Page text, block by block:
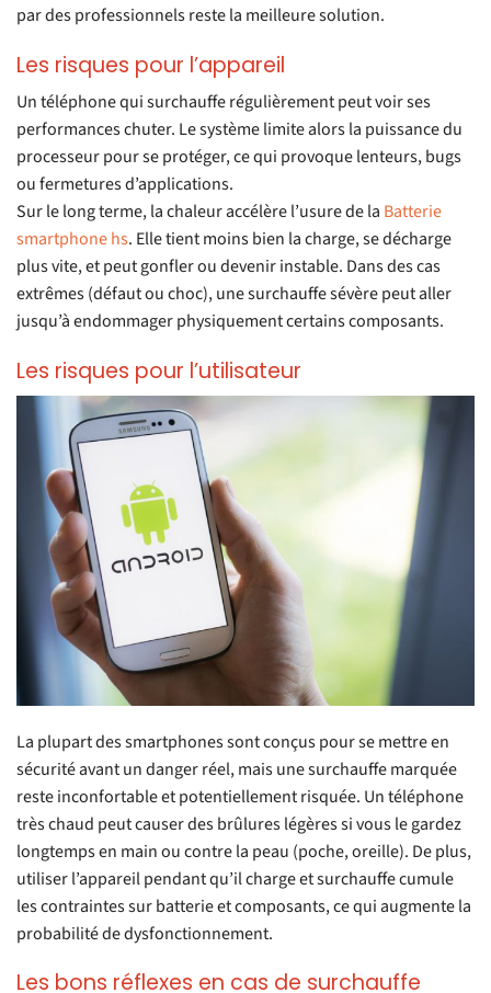
par des professionnels reste la meilleure solution.
Les risques pour l’appareil
Un téléphone qui surchauffe régulièrement peut voir ses
performances chuter. Le système limite alors la puissance du
processeur pour se protéger, ce qui provoque lenteurs, bugs
ou fermetures d’applications.
Sur le long terme, la chaleur accélère l’usure de la Batterie
smartphone hs. Elle tient moins bien la charge, se décharge
plus vite, et peut gonfler ou devenir instable. Dans des cas
extrêmes (défaut ou choc), une surchauffe sévère peut aller
jusqu’à endommager physiquement certains composants.
Les risques pour l’utilisateur
La plupart des smartphones sont conçus pour se mettre en
sécurité avant un danger réel, mais une surchauffe marquée
reste inconfortable et potentiellement risquée. Un téléphone
très chaud peut causer des brûlures légères si vous le gardez
longtemps en main ou contre la peau (poche, oreille). De plus,
utiliser l’appareil pendant qu’il charge et surchauffe cumule
les contraintes sur batterie et composants, ce qui augmente la
probabilité de dysfonctionnement.
Les bons réflexes en cas de surchauffe